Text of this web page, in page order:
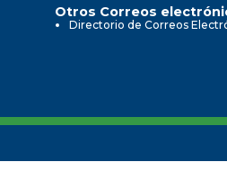
Otros Correos
Directorio de Correos